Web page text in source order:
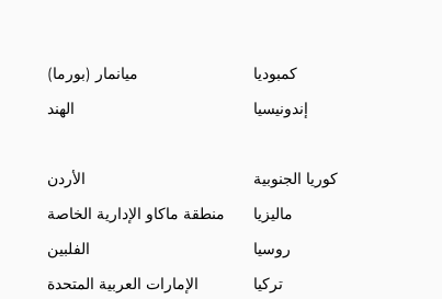
ميانمار (بورما) كمبوديا
الهند إندونيسيا
الأردن كوريا الجنوبية
منطقة ماكاو الإدارية الخاصة ماليزيا
الفلبين روسيا
الإمارات العربية المتحدة تركيا